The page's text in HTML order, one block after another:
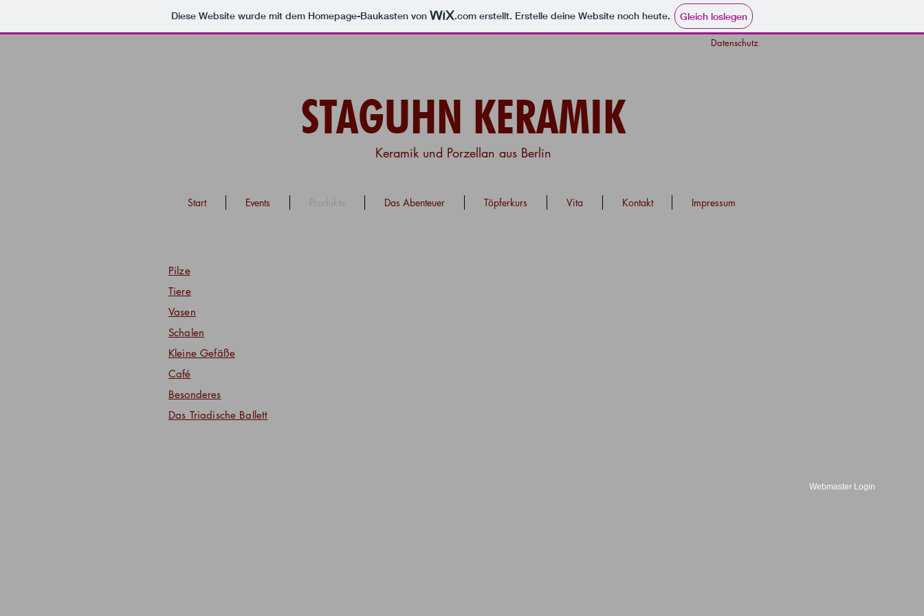
Diese Website wurde mit dem Homepage-Baukasten von .com erstellt. Erstelle deine Website noch heute. Gleich loslegen
Datenschutz
STAGUHN KERAMIK
Keramik und Porzellan aus Berlin
Start Events Das Abenteuer Töpferkurs Vita Kontakt Impressum
Pilze
Tiere
Vasen
Schalen
Kleine Gefäße
Café
Besonderes
Das Triadische Ballett
Webmaster Login